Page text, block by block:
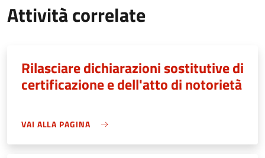
Attività correlate
Rilasciare dichiarazioni sostitutive di
certificazione e dell'atto di notorietà
VAI ALLA PAGINA